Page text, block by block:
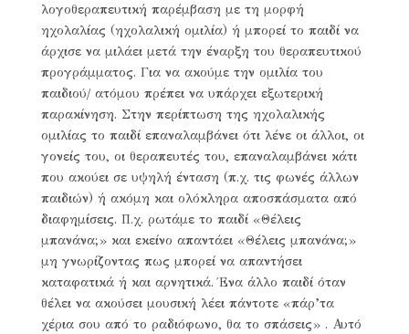
λογοθεραπευτική παρέμβαση με τη μορφή
ηχολαλίας (ηχολαλική ομιλία) ή μπορεί το παιδί να
άρχισε να μιλάει μετά την έναρξη του θεραπευτικού
προγράμματος. Για να ακούμε την ομιλία του
παιδιού/ ατόμου πρέπει να υπάρχει εξωτερική
παρακίνηση. Στην περίπτωση της ηχολαλικής
ομιλίας το παιδί επαναλαμβάνει ότι λένε οι άλλοι, οι
γονείς του, οι θεραπευτές του, επαναλαμβάνει κάτι
που ακούει σε υψηλή ένταση (π.χ. τις φωνές άλλων
παιδιών) ή ακόμη και ολόκληρα αποσπάσματα από
διαφημίσεις. Π.χ. ρωτάμε το παιδί «Θέλεις
μπανάνα;» και εκείνο απαντάει «Θέλεις μπανάνα;»
μη γνωρίζοντας πως μπορεί να απαντήσει
καταφατικά ή και αρνητικά. Ένα άλλο παιδί όταν
θέλει να ακούσει μουσική λέει πάντοτε «πάρ’τα
χέρια σου από το ραδιόφωνο, θα το σπάσεις» . Αυτό